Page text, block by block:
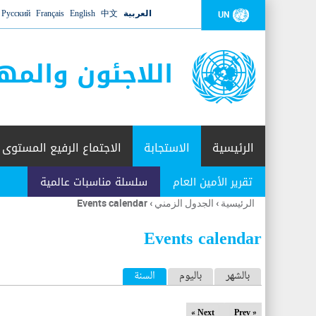
UN العربية 中文
English
Français
Русский
اللاجئون
الرئيسية الاستجابة
تقرير الأمين العام سلسلة مناسبات عالمية
الاجتماع الرفيع المستوى
أنت
هنا
الرئيسية › الجدول الزمني ›
Events calendar
Events calendar
ا
ل
بالشهر باليوم السنة (علامة التبويب النشطة)